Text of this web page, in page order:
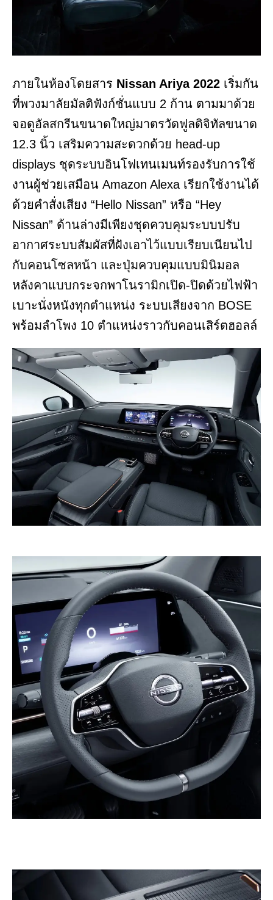
ภายในห้องโดยสาร Nissan Ariya 2022 เริ่มกัน
ที่พวงมาลัยมัลติฟังก์ชั่นแบบ 2 ก้าน ตามมาด้วย
จอดูอัลสกรีนขนาดใหญ่มาตรวัดฟูลดิจิทัลขนาด
12.3 นิ้ว เสริมความสะดวกด้วย head-up
displays ชุดระบบอินโฟเทนเมนท์รองรับการใช้
งานผู้ช่วยเสมือน Amazon Alexa เรียกใช้งานได้
ด้วยคำสั่งเสียง “Hello Nissan” หรือ “Hey
Nissan” ด้านล่างมีเพียงชุดควบคุมระบบปรับ
อากาศระบบสัมผัสที่ฝังเอาไว้แบบเรียบเนียนไป
กับคอนโซลหน้า และปุ่มควบคุมแบบมินิมอล
หลังคาแบบกระจกพาโนรามิกเปิด-ปิดด้วยไฟฟ้า
เบาะนั่งหนังทุกตำแหน่ง ระบบเสียงจาก BOSE
พร้อมลำโพง 10 ตำแหน่งราวกับคอนเสิร์ตฮอลล์